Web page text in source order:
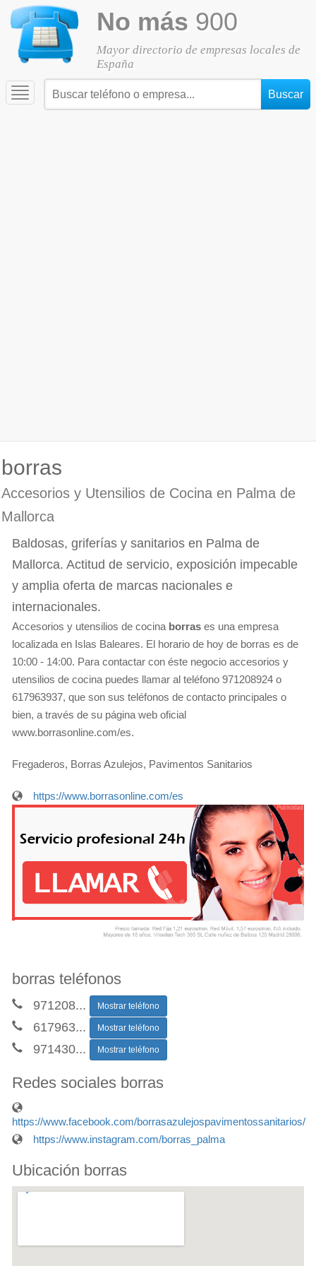
No más 900
Mayor directorio de empresas locales de
España
Toggle
navigation
borras
Accesorios y Utensilios de Cocina en Palma de
Mallorca
Baldosas, griferías y sanitarios en Palma de
Mallorca. Actitud de servicio, exposición impecable
y amplia oferta de marcas nacionales e
internacionales.
Accesorios y utensilios de cocina borras es una empresa
localizada en Islas Baleares. El horario de hoy de borras es de
10:00 - 14:00. Para contactar con éste negocio accesorios y
utensilios de cocina puedes llamar al teléfono 971208924 o
617963937, que son sus teléfonos de contacto principales o
bien, a través de su página web oficial
www.borrasonline.com/es.
Fregaderos, Borras Azulejos, Pavimentos Sanitarios
https://www.borrasonline.com/es
borras teléfonos
971208... Mostrar teléfono
617963... Mostrar teléfono
971430... Mostrar teléfono
Redes sociales borras
https://www.facebook.com/borrasazulejospavimentossanitarios/
https://www.instagram.com/borras_palma
Ubicación borras